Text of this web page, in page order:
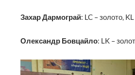
Захар Дармограй: LC – золото,
Олександр Бовцайло: LK –